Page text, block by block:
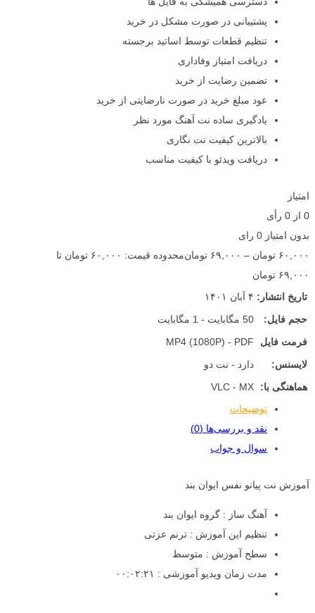
پشتیبانی در صورت مشکل در خرید
تنظیم قطعات توسط اساتید برجسته
دریافت امتیاز وفاداری
تضمین رضایت از خرید
عود مبلغ خرید در صورت نارضایتی از خرید
یادگیری ساده نت آهنگ مورد نظر
بالاترین کیفیت نت نگاری
دریافت ویدئو با کیفیت مناسب
امتیاز
0 از 0 رأی
بدون امتیاز 0 رای
۶۰,۰۰۰ تومان – ۶۹,۰۰۰ تومان
محدوده قیمت: ۶۰,۰۰۰ تومان تا
۶۹,۰۰۰ تومان
تاریخ انتشار: ۴ آبان ۱۴۰۱
حجم فایل:
50 مگابایت - 1 مگابایت
فرمت فایل
MP4 (1080P) - PDF
لایسنس:
دارد - نت دو
هماهنگی با:
VLC - MX
توضیحات
نقد و بررسی‌ها (0)
سوال و جواب
آموزش نت پیانو نفس ایوان بند
آهنگ ساز : گروه ایوان بند
تنظیم این آموزش : ترنم عزتی
سطح آموزش : متوسط
مدت زمان ویدیو آموزشی : ۰۰:۰۲:۲۱